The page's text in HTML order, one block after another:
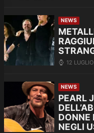
NEWS
12
NEWS
PEARL
DONNE
NEGLI